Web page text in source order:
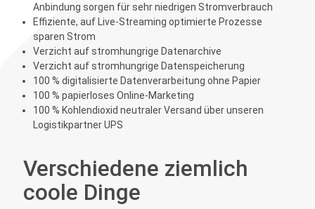
Anbindung sorgen für sehr niedrigen Stromverbrauch
Effiziente, auf Live-Streaming optimierte Prozesse
sparen Strom
Verzicht auf stromhungrige Datenarchive
Verzicht auf stromhungrige Datenspeicherung
100 % digitalisierte Datenverarbeitung ohne Papier
100 % papierloses Online-Marketing
100 % Kohlendioxid neutraler Versand über unseren
Logistikpartner UPS
Verschiedene ziemlich
coole Dinge